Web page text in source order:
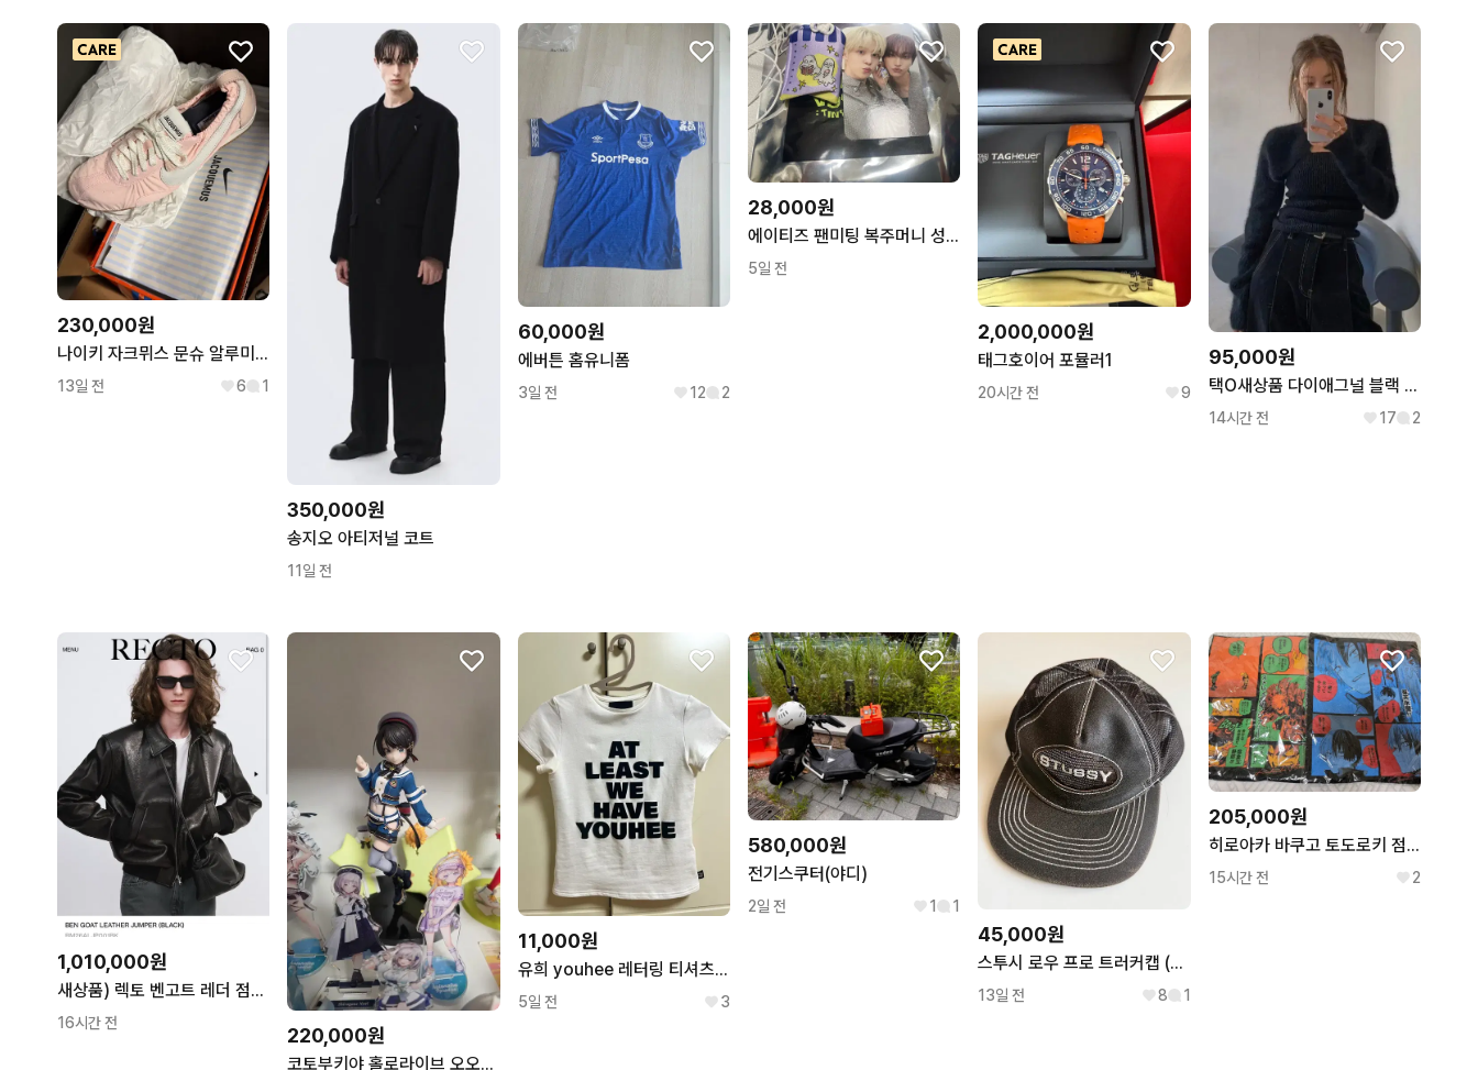
230,000원
나이키 자크뮈스 문슈 알루미늄 핑크 275
13일 전 6 1
350,000원
송지오 아티저널 코트
11일 전
60,000원
에버튼 홈유니폼
3일 전 12 2
28,000원
에이티즈 팬미팅 복주머니 성화 윤호 호화즈
5일 전
2,000,000원
태그호이어 포뮬러1
20시간 전 9
95,000원
택O새상품 다이애그널 블랙 레이어드 튜브탑 택달린 새상품 팝니다
14시간 전 17 2
1,010,000원
새상품) 렉토 벤고트 레더 점퍼 자켓 L
16시간 전
220,000원
코토부키야 홀로라이브 오오조라 스바루 스케일 피규어
11,000원
유희 youhee 레터링 티셔츠 화이트
5일 전 3
580,000원
전기스쿠터(야디)
2일 전 1 1
45,000원
스투시 로우 프로 트러커캡 (레더 메쉬 스냅백)
13일 전 8 1
205,000원
히로아카 바쿠고 토도로키 점프샵 원화 버스데이 티셔츠 미개봉 2종 일괄 공식굿즈 덤 많이
15시간 전 2